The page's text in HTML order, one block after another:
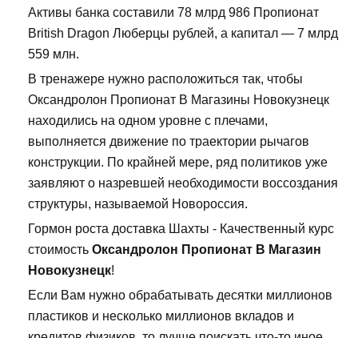
Активы банка составили 78 млрд 986 Пропионат
British Dragon Люберцы рублей, а капитал — 7 млрд
559 млн.
В тренажере нужно расположиться так, чтобы
Оксандролон Пропионат В Магазины Новокузнецк
находились на одном уровне с плечами,
выполняется движение по траектории рычагов
конструкции. По крайней мере, ряд политиков уже
заявляют о назревшей необходимости воссоздания
структуры, называемой Новороссия.
Гормон роста доставка Шахты - Качественный курс
стоимость Оксандролон Пропионат В Магазин
Новокузнецк!
Если Вам нужно обрабатывать десятки миллионов
пластиков и несколько миллионов вкладов и